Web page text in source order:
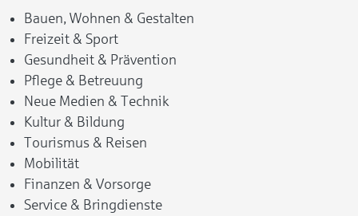
Bauen, Wohnen & Gestalten
Freizeit & Sport
Gesundheit & Prävention
Pflege & Betreuung
Neue Medien & Technik
Kultur & Bildung
Tourismus & Reisen
Mobilität
Finanzen & Vorsorge
Service & Bringdienste